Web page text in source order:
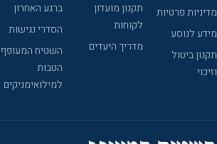
מדיניות פרטיות
מידע לנוסע
תקנון ביטול
וזיכוי
תקנון מועדון
לקוחות
מדריך היעדים
ברגע האחרון
הסדרי נגישות
השטיח המעופף
הטבות
למילואימניקים